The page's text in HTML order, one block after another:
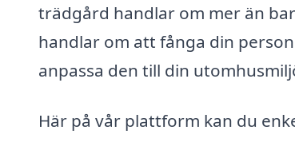
trädgård handlar om mer än
handlar om att fånga din
anpassa den till din
Här på vår plattform kan du